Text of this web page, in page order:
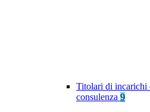
Titolari di incarichi
consulenza 9